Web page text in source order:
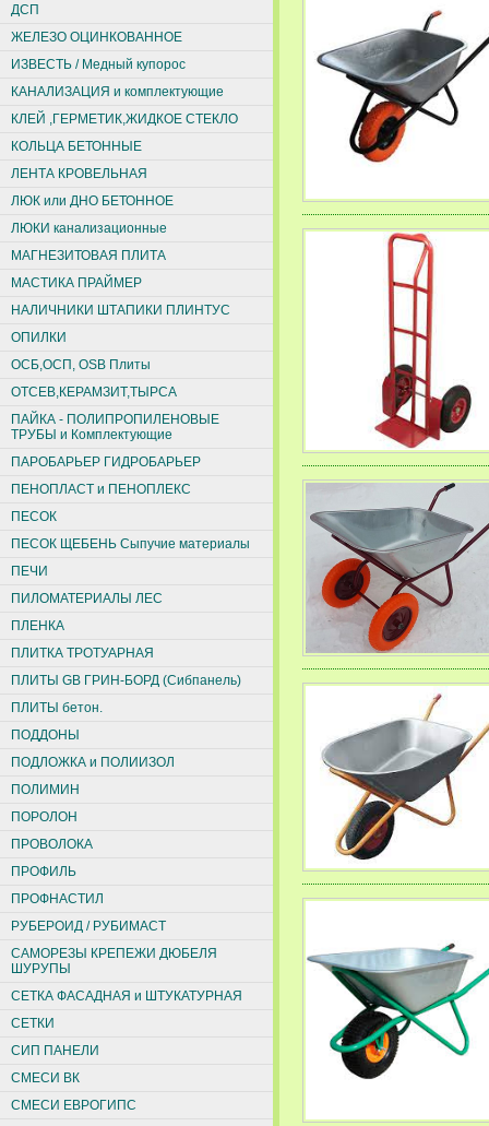
ДСП
ЖЕЛЕЗО ОЦИНКОВАННОЕ
ИЗВЕСТЬ / Медный купорос
КАНАЛИЗАЦИЯ и комплектующие
КЛЕЙ ,ГЕРМЕТИК,ЖИДКОЕ СТЕКЛО
КОЛЬЦА БЕТОННЫЕ
ЛЕНТА КРОВЕЛЬНАЯ
ЛЮК или ДНО БЕТОННОЕ
ЛЮКИ канализационные
МАГНЕЗИТОВАЯ ПЛИТА
МАСТИКА ПРАЙМЕР
НАЛИЧНИКИ ШТАПИКИ ПЛИНТУС
ОПИЛКИ
ОСБ,ОСП, ОSВ Плиты
ОТСЕВ,КЕРАМЗИТ,ТЫРСА
ПАЙКА - ПОЛИПРОПИЛЕНОВЫЕ
ТРУБЫ и Комплектующие
ПАРОБАРЬЕР ГИДРОБАРЬЕР
ПЕНОПЛАСТ и ПЕНОПЛЕКС
ПЕСОК
ПЕСОК ЩЕБЕНЬ Сыпучие материалы
ПЕЧИ
ПИЛОМАТЕРИАЛЫ ЛЕС
ПЛЕНКА
ПЛИТКА ТРОТУАРНАЯ
ПЛИТЫ GB ГРИН-БОРД (Сибпанель)
ПЛИТЫ бетон.
ПОДДОНЫ
ПОДЛОЖКА и ПОЛИИЗОЛ
ПОЛИМИН
ПОРОЛОН
ПРОВОЛОКА
ПРОФИЛЬ
ПРОФНАСТИЛ
РУБЕРОИД / РУБИМАСТ
САМОРЕЗЫ КРЕПЕЖИ ДЮБЕЛЯ
ШУРУПЫ
СЕТКА ФАСАДНАЯ и ШТУКАТУРНАЯ
СЕТКИ
СИП ПАНЕЛИ
СМЕСИ ВК
СМЕСИ ЕВРОГИПС